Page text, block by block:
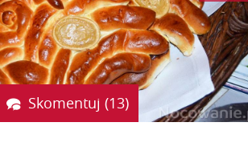
Skomentuj (13)